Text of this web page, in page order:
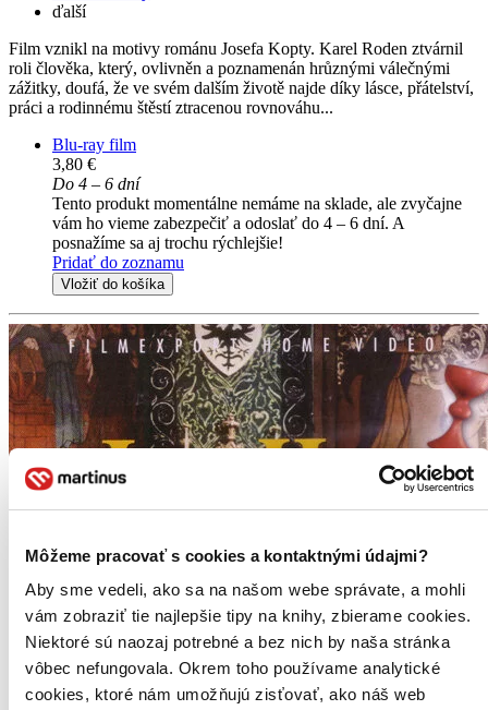
Môžeme pracovať s cookies a kontaktnými údajmi?
Aby sme vedeli, ako sa na našom webe správate, a mohli
vám zobraziť tie najlepšie tipy na knihy, zbierame cookies.
Niektoré sú naozaj potrebné a bez nich by naša stránka
vôbec nefungovala. Okrem toho používame analytické
cookies, ktoré nám umožňujú zisťovať, ako náš web
ďalší
Film vznikl na motivy románu Josefa Kopty. Karel Roden ztvárnil
roli člověka, který, ovlivněn a poznamenán hrůznými válečnými
zážitky, doufá, že ve svém dalším životě najde díky lásce, přátelství,
práci a rodinnému štěstí ztracenou rovnováhu...
Blu-ray film
3,80 €
Do 4 – 6 dní
Tento produkt momentálne nemáme na sklade, ale zvyčajne
vám ho vieme zabezpečiť a odoslať do 4 – 6 dní. A
posnažíme sa aj trochu rýchlejšie!
Pridať do zoznamu
Vložiť do košíka